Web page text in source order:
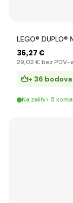
LEGO®
36,27 €
29,02 € bez PDV-
+ 36 bodova
Na zalihi> 5